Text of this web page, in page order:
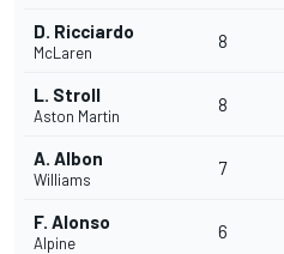
D. Ricciardo
McLaren
8
L. Stroll
Aston Martin
8
A. Albon
Williams
7
F. Alonso
Alpine
6